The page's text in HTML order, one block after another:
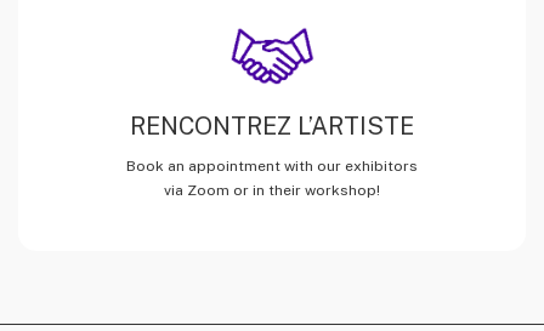
RENCONTREZ L’ARTISTE
Book an appointment with our exhibitors
via Zoom or in their workshop!